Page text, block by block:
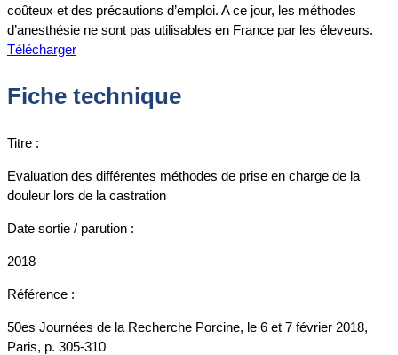
coûteux et des précautions d’emploi. A ce jour, les méthodes
d’anesthésie ne sont pas utilisables en France par les éleveurs.
Télécharger
Fiche technique
Titre :
Evaluation des différentes méthodes de prise en charge de la
douleur lors de la castration
Date sortie / parution :
2018
Référence :
50es Journées de la Recherche Porcine, le 6 et 7 février 2018,
Paris, p. 305-310